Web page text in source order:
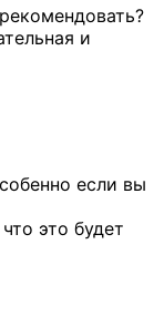
и
если вы
это будет